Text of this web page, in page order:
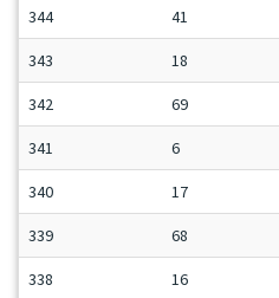
344 41
343 18
342 69
341 6
340 17
339 68
338 16